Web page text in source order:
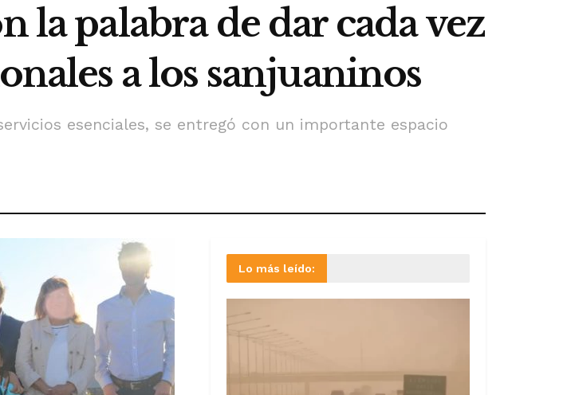
la palabra de dar cada vez
a los sanjuaninos
esenciales, se entregó con un importante espacio
Lo más leído: